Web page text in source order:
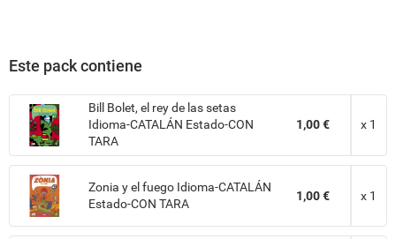
Este pack contiene
Bill Bolet, el rey de las setas
Idioma-CATALÁN Estado-CON
TARA
1,00 € x 1
Zonia y el fuego Idioma-CATALÁN
Estado-CON TARA
1,00 € x 1